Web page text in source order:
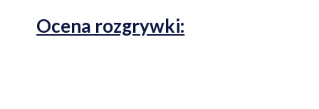
Ocena rozgrywki: